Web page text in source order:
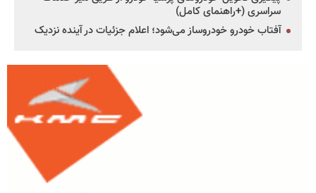
سراسری (+راهنمای کامل)
آفتاب خودرو خودروساز می‌شود؛ اعلام جزئیات در آینده نزدیک